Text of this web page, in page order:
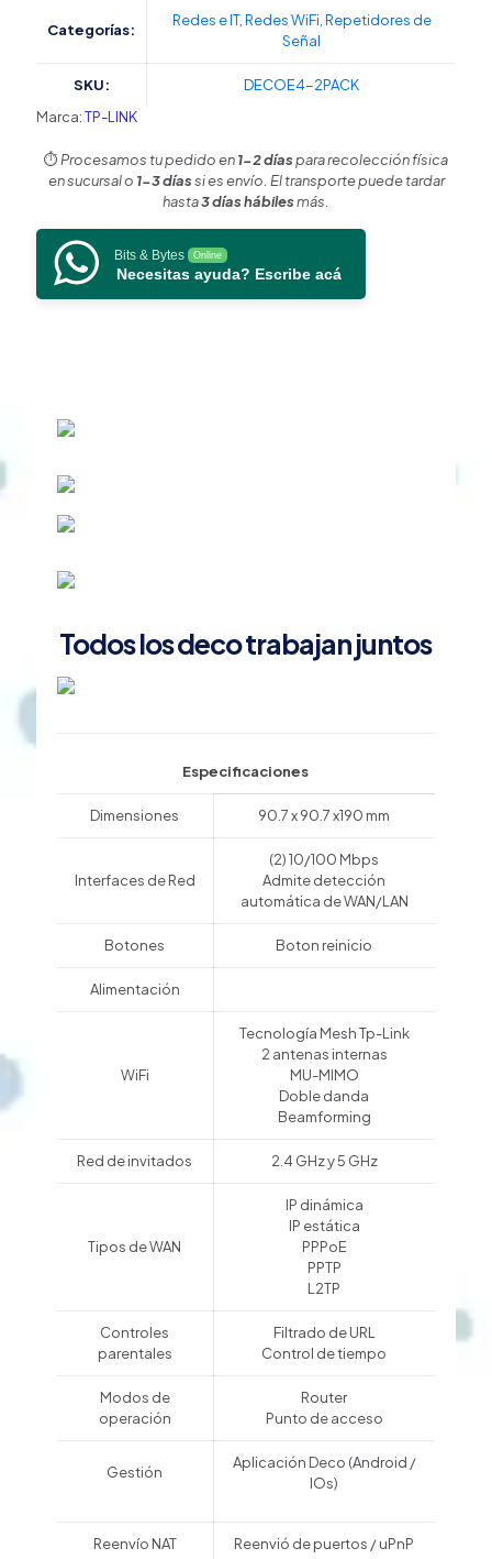
Deco
Hogar
/
banda
AC
puertos
10/100
Mbps
cantidad
Categorías:
Redes e IT, Redes WiFi Repetidores de
Señal
SKU:
DECOE4-2PACK
Marca:TP-LINK
⏱️Procesamos tu pedido en1-2 díaspara recolección física
en sucursal o 1-3 díassi es envío. El transporte puede tardar
hasta3 días hábilesmás.
Bits & Bytes Online
Necesitas ayuda? Escribe acá
Todos los deco trabajan juntos
Especificaciones
Dimensiones 90.7 x 90.7 x190 mm
Interfaces de Red
(2) 10/100 Mbps
Admite detección
automática de WAN/LAN
Botones Boton reinicio
Alimentación
WiFi
Tecnología Mesh Tp-Link
2 antenas internas
MU-MIMO
Doble danda
Beamforming
Red de invitados 2.4 GHz y 5 GHz
Tipos de WAN
IP dinámica
IP estática
PPPoE
PPTP
L2TP
Controles
parentales
Filtrado de URL
Control de tiempo
Modos de
operación
Router
Punto de acceso
Gestión
Aplicación Deco (Android /
IOs)
Reenvío NAT Reenvió de puertos / uPnP